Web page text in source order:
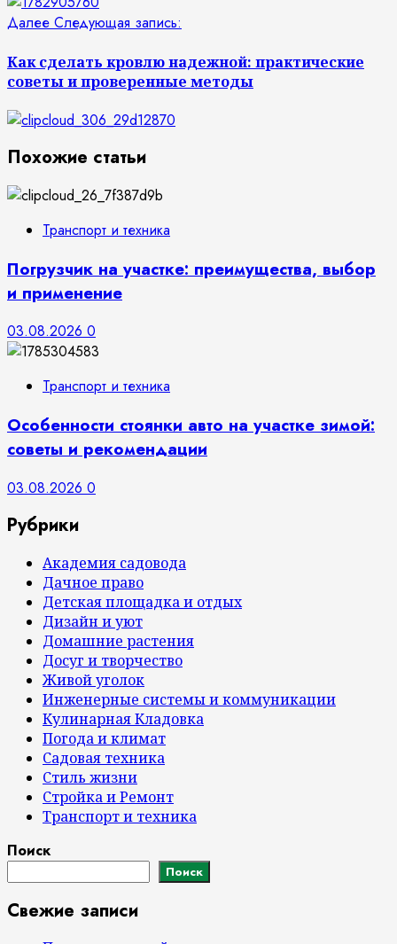
Далее Следующая запись:
Как сделать кровлю надежной: практические
советы и проверенные методы
Похожие статьи
Транспорт и техника
Погрузчик на участке: преимущества, выбор
и применение
03.08.2026 0
Транспорт и техника
Особенности стоянки авто на участке зимой:
советы и рекомендации
03.08.2026 0
Рубрики
Академия садовода
Дачное право
Детская площадка и отдых
Дизайн и уют
Домашние растения
Досуг и творчество
Живой уголок
Инженерные системы и коммуникации
Кулинарная Кладовка
Погода и климат
Садовая техника
Стиль жизни
Стройка и Ремонт
Транспорт и техника
Поиск
Поиск
Свежие записи